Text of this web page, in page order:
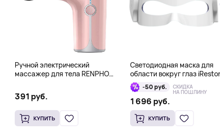
Ручной электрический
массажер для тела RENPHO
391 руб.
КУПИТЬ
Светодиодная маска для
области вокруг глаз
Illumina LED Eye Mask
-50 руб. СКИДКА
НА ПОШЛИНУ
1 696 руб.
КУПИТЬ